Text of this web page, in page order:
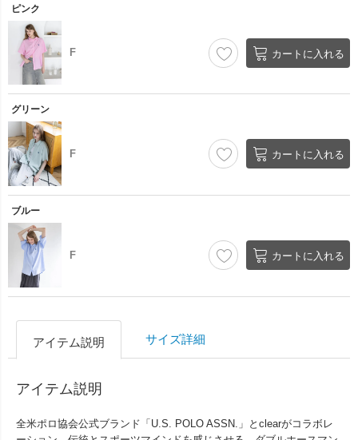
ピンク
F カートに入れる
グリーン
F カートに入れる
ブルー
F カートに入れる
アイテム説明 サイズ詳細
アイテム説明
全米ポロ協会公式ブランド「U.S. POLO ASSN.」とclearがコラボレ